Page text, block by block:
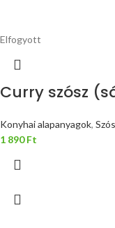
Elfogyott
Curry szósz
Konyhai alapanyagok,
1 890Ft